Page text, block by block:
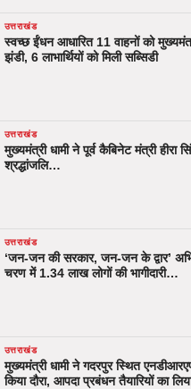
उत्तराखंड
स्वच्छ ईंधन आधारित 11 वाहनों को
झंडी, 6 लाभार्थियों को मिली सब्सिडी
उत्तराखंड
मुख्यमंत्री धामी ने पूर्व कैबिनेट मंत्री हीरा
श्रद्धांजलि…
उत्तराखंड
‘जन-जन की सरकार, जन-जन के द्वार’
चरण में 1.34 लाख लोगों की भागीदारी…
उत्तराखंड
मुख्यमंत्री धामी ने गदरपुर स्थित
किया दौरा, आपदा प्रबंधन तैयारियों का